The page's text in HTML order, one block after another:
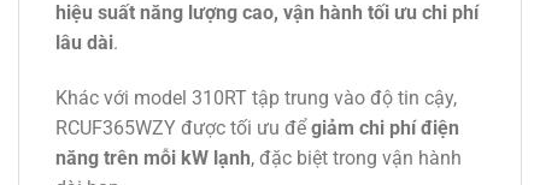
hiệu suất năng lượng cao, vận hành tối ưu chi phí
lâu dài.
Khác với model 310RT tập trung vào độ tin cậy,
RCUF365WZY được tối ưu đểgiảm chi phí điện
năng trên mỗi kW lạnh, đặc biệt trong vận hành